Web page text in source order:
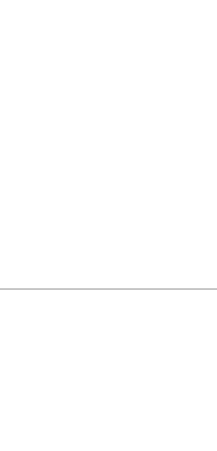
อสังหา โพสต์คุณภาพ ราคาคุ้
เว็บขายบ้าน รับโพสต์ที่ดิน อ